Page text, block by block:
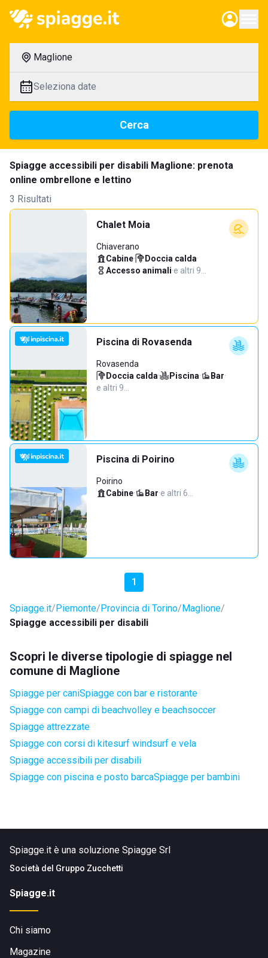
Maglione
Seleziona date
Cerca
Spiagge accessibili per disabili Maglione: prenota
online ombrellone e lettino
3 Risultati
Chalet Moia
Chiaverano
Cabine· Doccia calda·
Accesso animali·e altri 9…
Piscina di Rovasenda
Rovasenda
Doccia calda· Piscina· Bar·
e altri 9…
Piscina di Poirino
Poirino
Cabine· Bar·e altri 6…
1
Spiagge.it Piemonte Provincia di Torino Maglione
Spiagge accessibili per disabili
Scopri le diverse tipologie di spiagge nel
comune di Maglione
Spiagge per caniSpiagge con bar e ristorante
Spiagge con campi di beachvolley e beachsoccer
Spiagge attrezzate
Spiagge con corsi di kitesurf windsurf e vela
Spiagge accessibili per disabili
Spiagge con piscina e posto barcaSpiagge per bambini
Spiagge.it è una soluzione Spiagge Srl
Società del Gruppo Zucchetti
Spiagge.it
Chi siamo
Magazine